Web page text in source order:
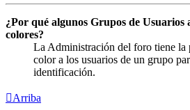
¿Por qué algunos Grupos de Usuarios
colores?
La Administración del foro tiene la
color a los usuarios de un grupo
identificación.
Arriba